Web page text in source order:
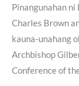
Pinangunahan
Charles Brown
kauna-unahang
Archbishop
Conference of